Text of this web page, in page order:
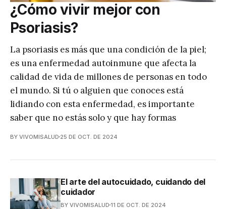
¿Cómo vivir mejor con
Psoriasis?
La psoriasis es más que una condición de la piel;
es una enfermedad autoinmune que afecta la
calidad de vida de millones de personas en todo
el mundo. Si tú o alguien que conoces está
lidiando con esta enfermedad, es importante
saber que no estás solo y que hay formas
BY VIVOMISALUD 25 DE OCT. DE 2024
El arte del autocuidado, cuidando del
cuidador
BY VIVOMISALUD 11 DE OCT. DE 2024